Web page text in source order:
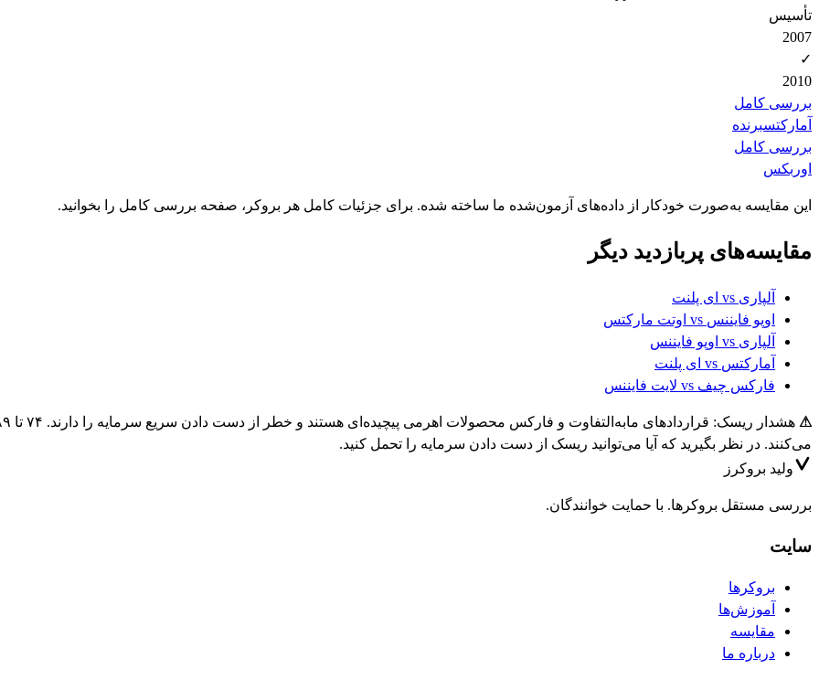
تأسیس
2007
✓
2010
بررسی کامل
آمارکتسبرنده
بررسی کامل
اوربکس
این مقایسه به‌صورت خودکار از داده‌های آزمون‌شده ما ساخته شده. برای جزئیات کامل هر بروکر، صفحه بررسی کامل را بخوانید.
مقایسه‌های پربازدید دیگر
آلپاری vs ای پلنت
اوپو فایننس vs اوتت مارکتس
آلپاری vs اوپو فایننس
آمارکتس vs ای پلنت
فارکس چیف vs لایت فایننس
⚠
می‌کنند. در نظر بگیرید که آیا می‌توانید ریسک از دست دادن سرمایه را تحمل کنید.
ولید بروکرز
بررسی مستقل بروکرها. با حمایت خوانندگان.
سایت
بروکرها
آموزش‌ها
مقایسه
درباره ما